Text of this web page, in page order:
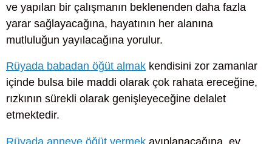
ve yapılan bir çalışmanın beklenenden daha fazla
yarar sağlayacağına, hayatının her alanına
mutluluğun yayılacağına yorulur.
Rüyada babadan öğüt almak kendisini zor zamanlar
içinde bulsa bile maddi olarak çok rahata ereceğine,
rızkının sürekli olarak genişleyeceğine delalet
etmektedir.
Rüyada anneye öğüt vermek ayıplanacağına, ev